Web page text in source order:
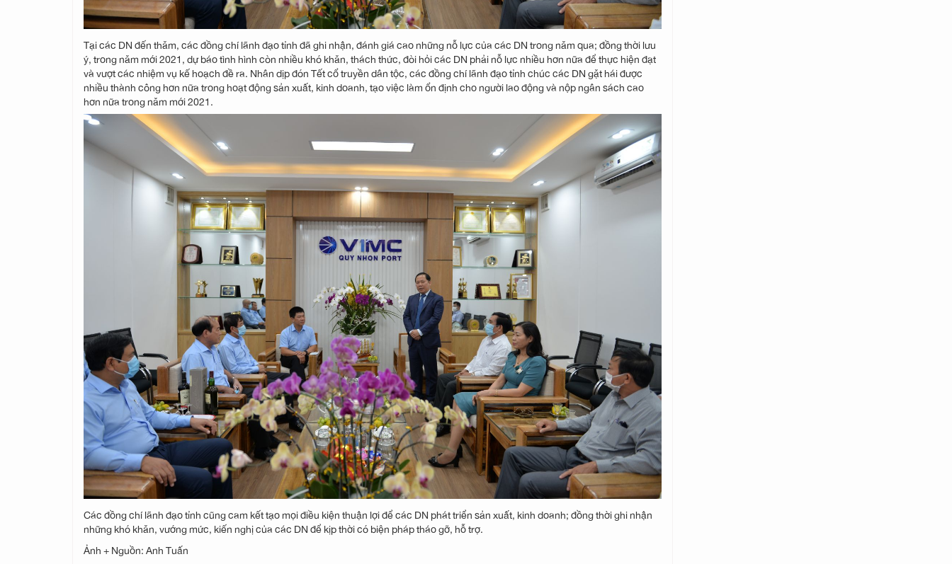
Tại các DN đến thăm, các đồng chí lãnh đạo tỉnh đã ghi nhận, đánh giá cao những nỗ lực của các DN trong năm qua; đồng thời lưu
ý, trong năm mới 2021, dự báo tình hình còn nhiều khó khăn, thách thức, đòi hỏi các DN phải nỗ lực nhiều hơn nữa để thực hiện đạt
và vượt các nhiệm vụ kế hoạch đề ra. Nhân dịp đón Tết cổ truyền dân tộc, các đồng chí lãnh đạo tỉnh chúc các DN gặt hái được
nhiều thành công hơn nữa trong hoạt động sản xuất, kinh doanh, tạo việc làm ổn định cho người lao động và nộp ngân sách cao
hơn nữa trong năm mới 2021.
Các đồng chí lãnh đạo tỉnh cũng cam kết tạo mọi điều kiện thuận lợi để các DN phát triển sản xuất, kinh doanh; đồng thời ghi nhận
những khó khăn, vướng mức, kiến nghị của các DN để kịp thời có biện pháp tháo gỡ, hỗ trợ.
Ảnh + Nguồn: Anh Tuấn